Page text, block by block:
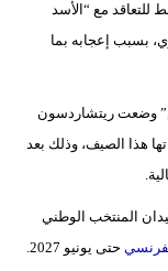
إسلامية
بيئة
أبراج
مع “الأسد
بسبب إعجابه بما
وضعت ريتشاردسون
هذا الصيف، وذلك بعد
المنتخب الوطني
حتى يونيو 2027.